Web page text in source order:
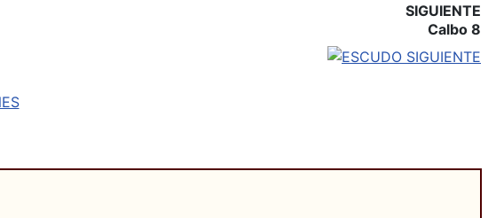
SIGUIENTE
Calbo 8